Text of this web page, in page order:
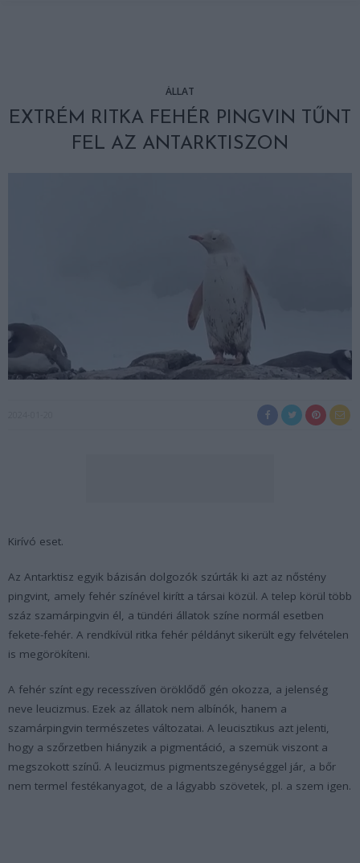
ÁLLAT
EXTRÉM RITKA FEHÉR PINGVIN TŰNT
FEL AZ ANTARKTISZON
Kirívó eset.
Az Antarktisz egyik bázisán dolgozók szúrták ki azt az nőstény
pingvint, amely fehér színével kirítt a társai közül. A telep körül több
száz szamárpingvin él, a tündéri állatok színe normál esetben
fekete-fehér. A rendkívül ritka fehér példányt sikerült egy felvételen
is megörökíteni.
A fehér színt egy recesszíven öröklődő gén okozza, a jelenség
neve leucizmus. Ezek az állatok nem albínók, hanem a
szamárpingvin természetes változatai. A leucisztikus azt jelenti,
hogy a szőrzetben hiányzik a pigmentáció, a szemük viszont a
megszokott színű. A leucizmus pigmentszegénységgel jár, a bőr
nem termel festékanyagot, de a lágyabb szövetek, pl. a szem igen.